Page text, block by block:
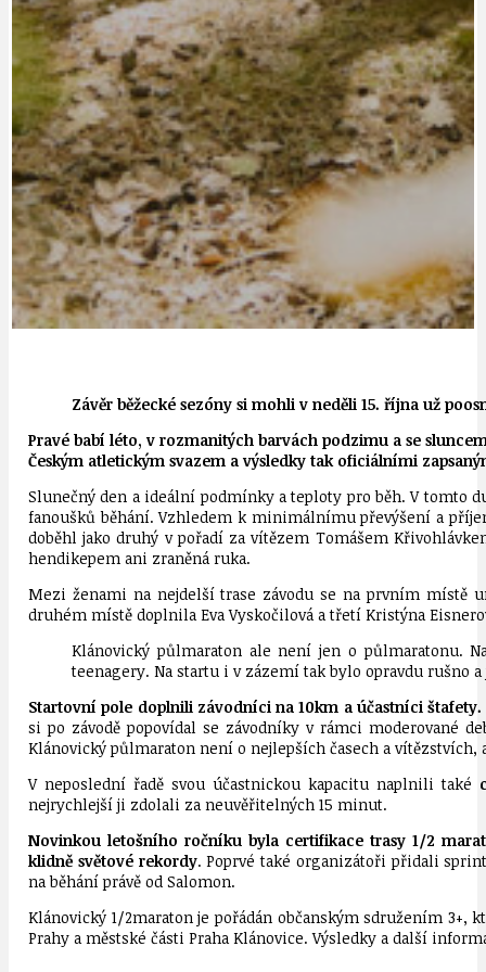
Závěr běžecké sezóny si mohli v neděli 15. října už
Pravé babí léto, v rozmanitých barvách podzimu a se
Českým atletickým svazem a výsledky tak oficiálními
Slunečný den a ideální podmínky a teploty pro běh. V tomto
fanoušků běhání. Vzhledem k minimálnímu převýšení a
doběhl jako druhý v pořadí za vítězem Tomášem
hendikepem ani zraněná ruka.
Mezi ženami na nejdelší trase závodu se na prvním místě
druhém místě doplnila Eva Vyskočilová a třetí Kristýna
Klánovický půlmaraton ale není jen o půlmaratonu.
teenagery. Na startu i v zázemí tak bylo opravdu rušno
Startovní pole doplnili závodníci na 10km a účastníci štafety.
si po závodě popovídal se závodníky v rámci moderované
Klánovický půlmaraton není o nejlepších časech a
V neposlední řadě svou účastnickou kapacitu naplnili také
nejrychlejší ji zdolali za neuvěřitelných 15 minut.
Novinkou letošního ročníku byla certifikace trasy 1/2
klidně světové rekordy. Poprvé také organizátoři přidali
na běhání právě od Salomon.
Klánovický 1/2maraton je pořádán občanským sdružením
Prahy a městské části Praha Klánovice. Výsledky a další